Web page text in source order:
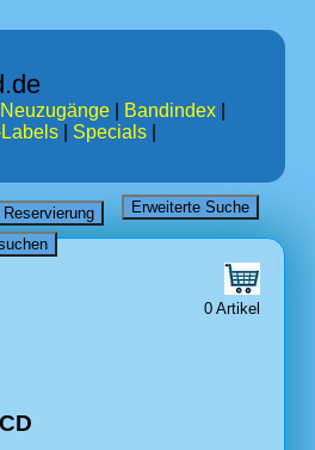
Neuzugänge Bandindex
Specials
0 Artikel
CD